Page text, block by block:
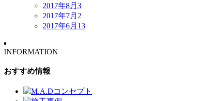
2017年8月 3
2017年7月 2
2017年6月 13
INFORMATION
おすすめ情報